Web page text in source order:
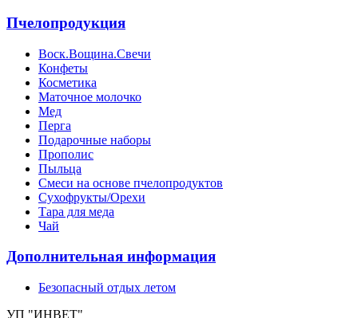
Пчелопродукция
Воск.Вощина.Свечи
Конфеты
Косметика
Маточное молочко
Мед
Перга
Подарочные наборы
Прополис
Пыльца
Смеси на основе пчелопродуктов
Сухофрукты/Орехи
Тара для меда
Чай
Дополнительная информация
Безопасный отдых летом
УП "ИНВЕТ"